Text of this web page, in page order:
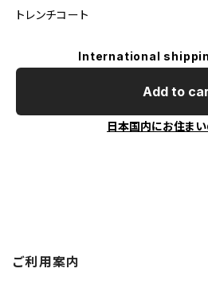
トレンチコート
International
Add to
日本国内にお住ま
ご利用案内